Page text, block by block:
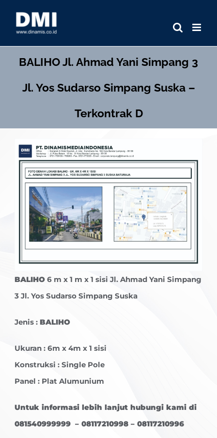
BALIHOJl. Ahmad Yani Simpang 3
Jl. Yos Sudarso Simpang Suska –
Terkontrak D
BALIHO 6 m x 1 m x 1 sisi Jl. Ahmad Yani Simpang
3 Jl. Yos Sudarso Simpang Suska
Jenis : BALIHO
Ukuran : 6m x 4m x 1 sisi
Konstruksi : Single Pole
Panel : Plat Alumunium
Untuk informasi lebih lanjut hubungi kami di
081540999999 – 08117210998 – 08117210996